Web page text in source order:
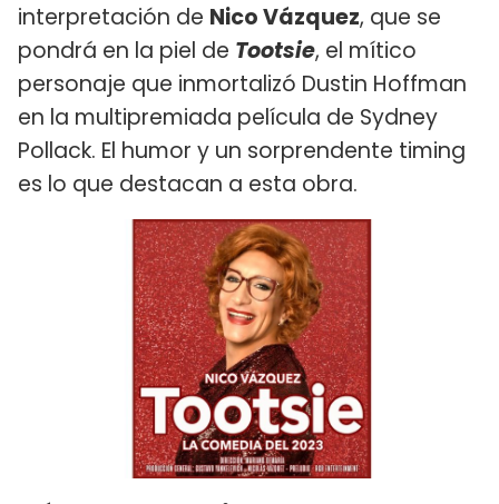
interpretación de Nico Vázquez, que se
pondrá en la piel de Tootsie, el mítico
personaje que inmortalizó Dustin Hoffman
en la multipremiada película de Sydney
Pollack. El humor y un sorprendente timing
es lo que destacan a esta obra.